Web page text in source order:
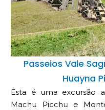
Passeios Vale
Huayna
Esta é uma excursão
Machu Picchu e